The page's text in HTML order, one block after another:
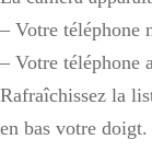
– Votre téléphone
– Votre téléphone
Rafraîchissez la
en bas votre doigt.